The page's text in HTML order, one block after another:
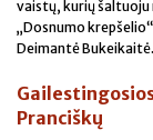
vaistų, kurių šaltuoju
„Dosnumo
Deimantė Bukeikaitė.
Pranciškų